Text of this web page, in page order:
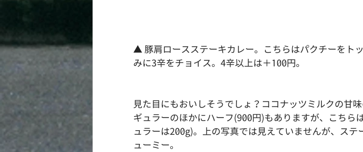
▲ 豚肩ロースステーキカレー。こちらはパクチーをト
みに3辛をチョイス。4辛以上は＋100円。
見た目にもおいしそうでしょ？ココナッツミルクの甘
ギュラーのほかにハーフ(900円)もありますが、こちら
ュラーは200g)。上の写真では見えていませんが、ステ
ューミー。